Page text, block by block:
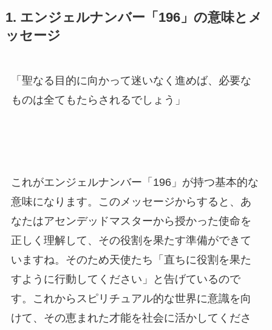
1. エンジェルナンバー「196」の意味とメ
ッセージ
「聖なる目的に向かって迷いなく進めば、必要な
ものは全てもたらされるでしょう」
これがエンジェルナンバー「196」が持つ基本的な
意味になります。このメッセージからすると、あ
なたはアセンデッドマスターから授かった使命を
正しく理解して、その役割を果たす準備ができて
いますね。そのため天使たち「直ちに役割を果た
すように行動してください」と告げているので
す。これからスピリチュアル的な世界に意識を向
けて、その恵まれた才能を社会に活かしてくださ